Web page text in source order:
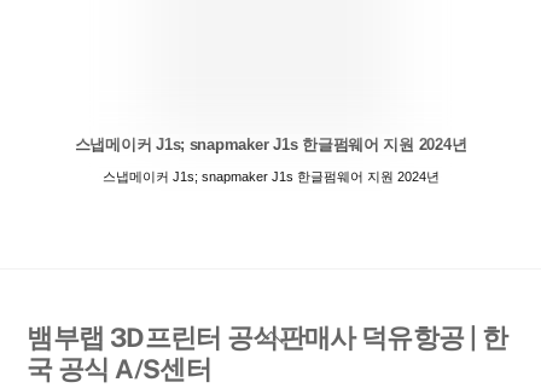
스냅메이커 J1s; snapmaker J1s 한글펌웨어 지원 2024년
스냅메이커 J1s; snapmaker J1s 한글펌웨어 지원 2024년
Back
뱀부랩 3D프린터 공식판매사 덕유항공 | 한
국 공식 A/S센터